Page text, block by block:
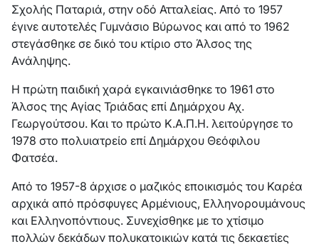
Σχολής Παταριά, στην οδό Ατταλείας. Από το 1957
έγινε αυτοτελές Γυμνάσιο Βύρωνος και από το 1962
στεγάσθηκε σε δικό του κτίριο στο Άλσος της
Ανάληψης.
Η πρώτη παιδική χαρά εγκαινιάσθηκε το 1961 στο
Άλσος της Αγίας Τριάδας επί Δημάρχου Αχ.
Γεωργούτσου. Και το πρώτο Κ.Α.Π.Η. λειτούργησε το
1978 στο πολυιατρείο επί Δημάρχου Θεόφιλου
Φατσέα.
Από το 1957-8 άρχισε ο μαζικός εποικισμός του Καρέα
αρχικά από πρόσφυγες Αρμένιους, Ελληνορουμάνους
και Ελληνοπόντιους. Συνεχίσθηκε με το χτίσιμο
πολλών δεκάδων πολυκατοικιών κατά τις δεκαετίες